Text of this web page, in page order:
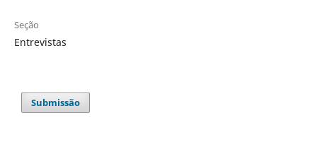
Seção
Entrevistas
Submissão